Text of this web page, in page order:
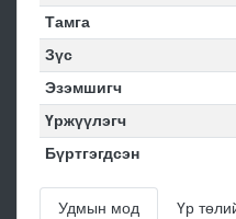
Тамга
Зүс
Эзэмшигч
Үржүүлэгч
Бүртгэгдсэн
Удмын мод Үр